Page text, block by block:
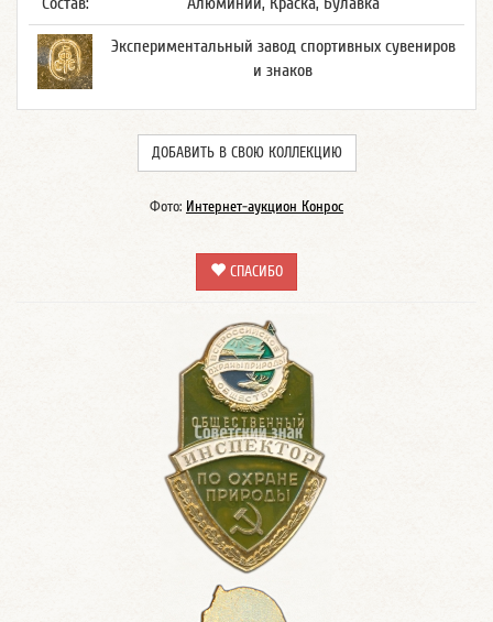
Экспериментальный завод спортивных сувениров
и знаков
ДОБАВИТЬ В СВОЮ КОЛЛЕКЦИЮ
Фото: Интернет-аукцион Конрос
СПАСИБО